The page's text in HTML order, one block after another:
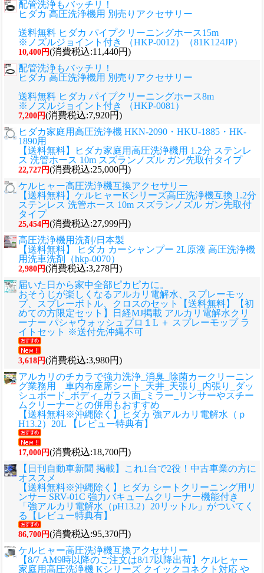
配管洗浄もバッチリ！
ヒダカ 高圧洗浄機用 別売りアクセサリー
送料無料 ヒダカ パイプクリーニングホース15m
※ノズルジョイント付き （HKP-0012）（81K124JP）
10,400円(消費税込:11,440円)
配管洗浄もバッチリ！
ヒダカ 高圧洗浄機用 別売りアクセサリー
送料無料 ヒダカ パイプクリーニングホース8m
※ノズルジョイント付き （HKP-0081）
7,200円(消費税込:7,920円)
ヒダカ家庭用高圧洗浄機 HKN-2090・HKU-1885・HK-
1890用
【送料無料】ヒダカ家庭用高圧洗浄機用 1.2分 ステンレ
ス 洗管ホース 10m スズランノズル ガン先取付タイプ
22,727円(消費税込:25,000円)
ケルヒャー高圧洗浄機互換アクセサリー
【送料無料】ケルヒャーKシリーズ高圧洗浄機互換 1.2分
ステンレス 洗管ホース 10m スズランノズル ガン先取付
タイプ
25,454円(消費税込:27,999円)
高圧洗浄機用洗剤/日本製
【送料無料】 ヒダカ カーシャンプー 2L原液 高圧洗浄機
用洗車洗剤（hkp-0070）
2,980円(消費税込:3,278円)
届いた日から家中全部ピカピカに。
おそうじが楽しくなるアルカリ電解水、スプレーモッ
プ、スプレーボトル、クロスのセット
【送料無料】【初
めての方限定セット】日経MJ掲載 アルカリ電解水クリ
ーナー パシャウォッシュプロ１L ＋ スプレーモップ ラ
イトセット ※送付先沖縄不可
3,618円(消費税込:3,980円)
アルカリのチカラで強力洗浄_消臭_除菌カークリーニン
グ業務用 車内布座席シート_天井_天張り_内張り_ダッ
シュボード_ボディ_ガラス面_ミラー_リンサーやスチー
ムクリーナーとの併用もおすすめ
【送料無料※沖縄除く】ヒダカ 強アルカリ電解水（ｐ
H13.2）20L 【レビュー特典有】
17,000円(消費税込:18,700円)
【日刊自動車新聞 掲載】これ1台で2役！中古車業の方に
オススメ
【送料無料※沖縄除く】ヒダカ シートクリーニング用リ
ンサー SRV-01C 強力バキュームクリーナー機能付き
「強アルカリ電解水（pH13.2）20リットル」がついてく
る【レビュー特典有】
86,700円(消費税込:95,370円)
ケルヒャー高圧洗浄機互換アクセサリー
【8/7 AM9時以降のご注文は8/17以降出荷】ケルヒャー
家庭用高圧洗浄機 Kシリーズ クイックコネクト対応 や